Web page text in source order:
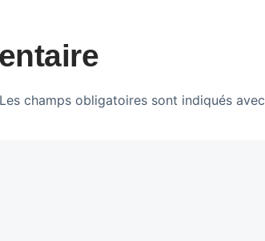
Les champs obligatoires sont indiqués avec